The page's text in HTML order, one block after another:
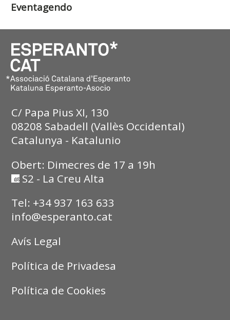
Eventagendo
C/ Papa Pius XI, 130
08208 Sabadell (Vallès Occidental)
Catalunya - Katalunio
Obert: Dimecres de 17 a 19h
S2 - La Creu Alta
Tel: +34 937 163 633
info@esperanto.cat
Avís Legal
Política de Privadesa
Política de Cookies